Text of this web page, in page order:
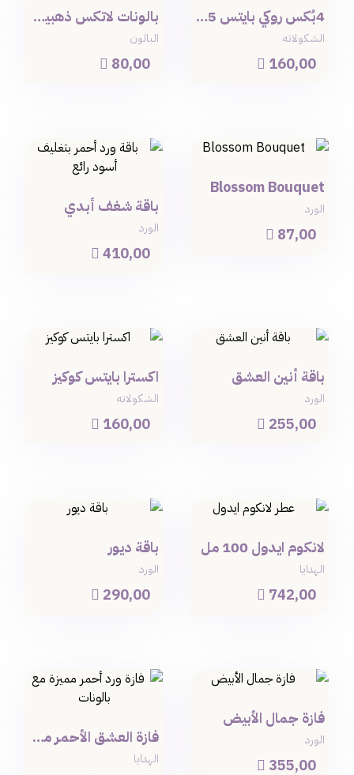
4بُكس روكي بايتس 5قطع
الشكولاته
 160,00
بالونات لاتكس ذهبية كروم
البالون
 80,00
Blossom Bouquet
الورد
 87,00
باقة شغف أبدي
الورد
 410,00
باقة أنين العشق
الورد
 255,00
اكسترا بايتس كوكيز
الشكولاته
 160,00
لانكوم ايدول 100 مل
الهدايا
 742,00
باقة ديور
الورد
 290,00
فازة جمال الأبيض
الورد
 355,00
فازة العشق الأحمر مع البالون
الهدايا